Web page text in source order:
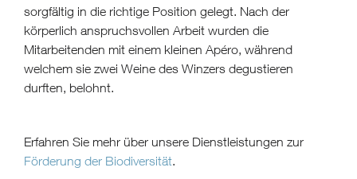
sorgfältig in die richtige Position gelegt. Nach der
körperlich anspruchsvollen Arbeit wurden die
Mitarbeitenden mit einem kleinen Apéro, während
welchem sie zwei Weine des Winzers degustieren
durften, belohnt.
Erfahren Sie mehr über unsere Dienstleistungen zur
Förderung der Biodiversität.